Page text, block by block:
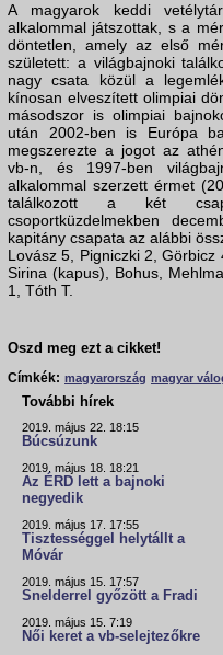
A magyarok keddi
alkalommal játszottak, s a
döntetlen, amely az első
született: a világbajnoki
nagy csata közül a
kínosan elveszített olimpiai
másodszor is olimpiai
után 2002-ben is Európa
megszerezte a jogot az
vb-n, és 1997-ben
alkalommal szerzett érmet
találkozott a két
csoportküzdelmekben
kapitány csapata az alábbi
Lovász 5, Pigniczki 2,
Sirina (kapus), Bohus,
1, Tóth T.
Oszd meg ezt a cikket!
Címkék: magyarország magyar
További hírek
2019. május 22. 18:15
Búcsúzunk
2019. május 18. 18:21
Az ÉRD lett a bajnoki
negyedik
2019. május 17. 17:55
Tisztességgel helytállt a
Móvár
2019. május 15. 17:57
Snelderrel győzött a Fradi
2019. május 15. 7:19
Női keret a vb-selejtezőkre